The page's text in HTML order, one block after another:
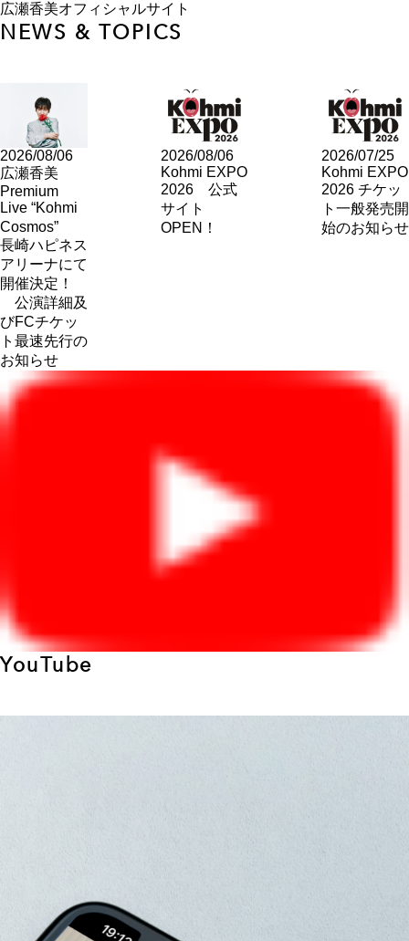
広瀬香美オフィシャルサイト
NEWS & TOPICS
2026/08/06
広瀬香美
Premium
Live “Kohmi
Cosmos”
長崎ハピネス
アリーナにて
開催決定！
公演詳細及
びFCチケッ
ト最速先行の
お知らせ
2026/08/06
Kohmi EXPO
2026 公式
サイト
OPEN！
2026/07/25
Kohmi EXPO
2026 チケッ
ト一般発売開
始のお知らせ
YouTube